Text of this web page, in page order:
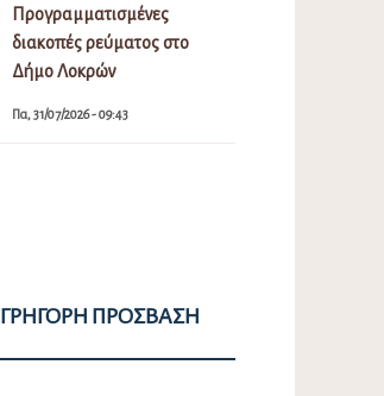
Προγραμματισμένες
διακοπές ρεύματος στο
Δήμο Λοκρών
Πα, 31/07/2026 - 09:43
ΓΡΉΓΟΡΗ ΠΡΌΣΒΑΣΗ